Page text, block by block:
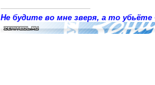
Не будите во мне зверя, а то убьёте